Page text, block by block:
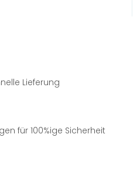
Lieferung
für 100%ige Sicherheit